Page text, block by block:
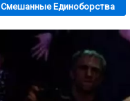
Смешанные Единоборства